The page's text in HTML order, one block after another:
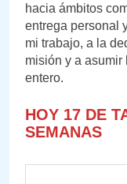
hacia ámbitos
entrega personal
mi trabajo, a la
misión y a
entero.
HOY 17 DE
SEMANAS